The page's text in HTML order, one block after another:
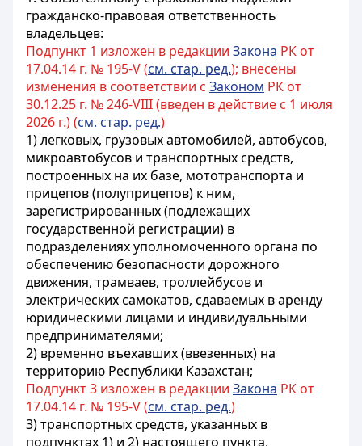
гражданско-правовая ответственность
владельцев:
Подпункт 1 изложен в редакции Закона РК от
17.04.14 г. № 195-V (см. стар. ред.); внесены
изменения в соответствии с Законом РК от
30.12.25 г. № 246-VIII (введен в действие с 1 июля
2026 г.) (см. стар. ред.)
1) легковых, грузовых автомобилей, автобусов,
микроавтобусов и транспортных средств,
построенных на их базе, мототранспорта и
прицепов (полуприцепов) к ним,
зарегистрированных (подлежащих
государственной регистрации) в
подразделениях уполномоченного органа по
обеспечению безопасности дорожного
движения, трамваев, троллейбусов и
электрических самокатов, сдаваемых в аренду
юридическими лицами и индивидуальными
предпринимателями;
2) временно въехавших (ввезенных) на
территорию Республики Казахстан;
Подпункт 3 изложен в редакции Закона РК от
17.04.14 г. № 195-V (см. стар. ред.)
3) транспортных средств, указанных в
подпунктах 1) и 2) настоящего пункта,